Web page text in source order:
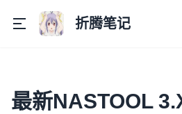
折腾笔记
最新NASTOOL